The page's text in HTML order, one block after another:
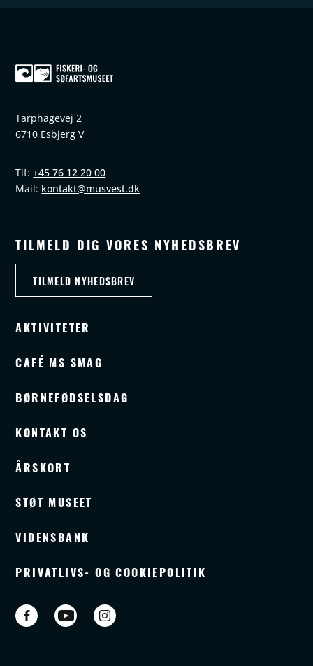
Tarphagevej 2
6710 Esbjerg V
Tlf:+45 76 12 20 00
Mail: kontakt@musvest.dk
TILMELD DIG VORES NYHEDSBREV
TILMELD NYHEDSBREV
AKTIVITETER
CAFÉ MS SMAG
BØRNEFØDSELSDAG
KONTAKT OS
ÅRSKORT
STØT MUSEET
VIDENSBANK
PRIVATLIVS- OG COOKIEPOLITIK